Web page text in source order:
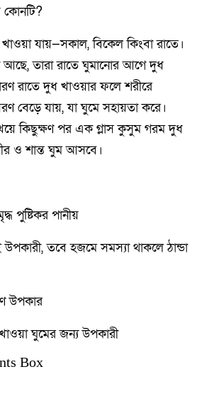
কোনটি?
যায়—সকাল, বিকেল কিংবা রাতে।
আছে, তারা রাতে ঘুমানোর আগে দুধ
রাতে দুধ খাওয়ার ফলে শরীরে
বেড়ে যায়, যা ঘুমে সহায়তা করে।
কিছুক্ষণ পর এক গ্লাস কুসুম গরম দুধ
ও শান্ত ঘুম আসবে।
পুষ্টিকর পানীয়
তবে হজমে সমস্যা থাকলে ঠান্ডা
উপকার
ঘুমের জন্য উপকারী
Box